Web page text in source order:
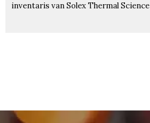
inventaris van Solex Thermal Science